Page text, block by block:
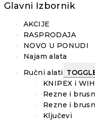
Glavni Izbornik
AKCIJE
RASPRODAJA
NOVO U PONUDI
Najam alata
Ručni alati
KNIPEX i
Rezne i
Rezne i
Ključevi